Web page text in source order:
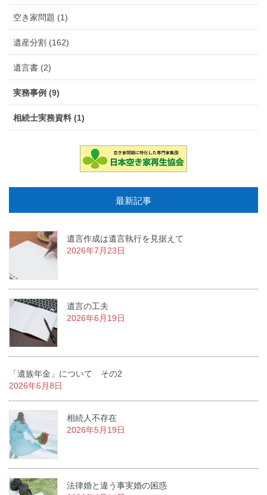
空き家問題 (1)
遺産分割 (162)
遺言書 (2)
実務事例 (9)
相続士実務資料 (1)
最新記事
遺言作成は遺言執行を見据えて
2026年7月23日
遺言の工夫
2026年6月19日
「遺族年金」について その2
2026年6月8日
相続人不存在
2026年5月19日
法律婚と違う事実婚の困惑